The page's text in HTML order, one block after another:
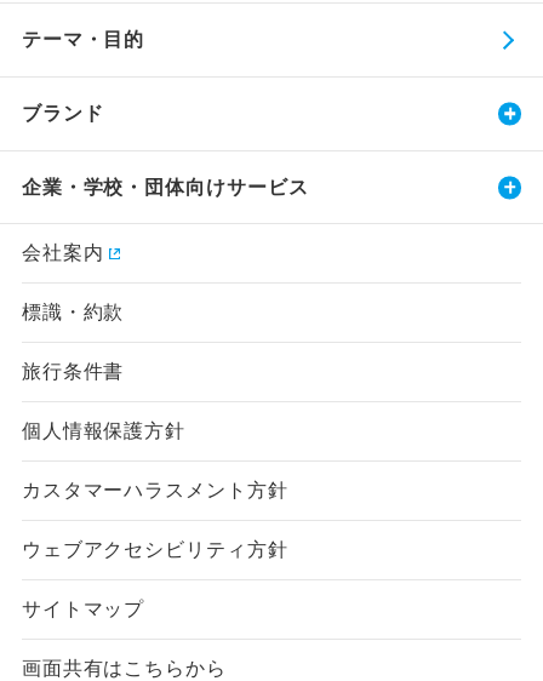
テーマ・目的
ブランド
企業・学校・団体向けサービス
会社案内
標識・約款
旅行条件書
個人情報保護方針
カスタマーハラスメント方針
ウェブアクセシビリティ方針
サイトマップ
画面共有はこちらから